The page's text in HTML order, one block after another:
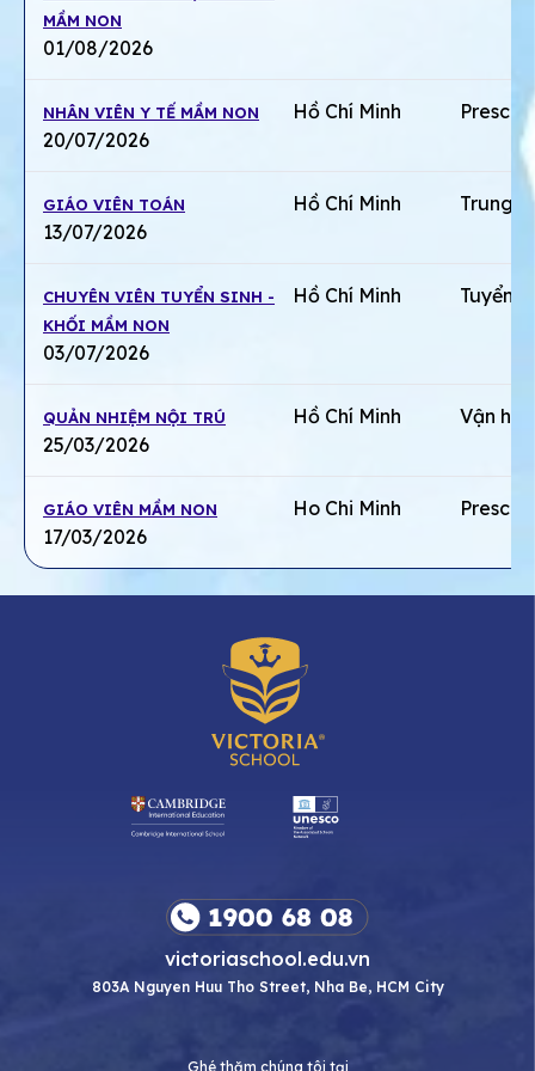
MẦM NON
01/08/2026
NHÂN VIÊN Y TẾ MẦM NON
20/07/2026
Hồ Chí Minh
GIÁO VIÊN TOÁN
13/07/2026
Hồ Chí Minh Trung
CHUYÊN VIÊN TUYỂN SINH -
KHỐI MẦM NON
03/07/2026
Hồ Chí Minh Tuyển
QUẢN NHIỆM NỘI TRÚ
25/03/2026
Hồ Chí Minh Vận
GIÁO VIÊN MẦM NON
17/03/2026
Ho Chi Minh
victoriaschool.edu.vn
803A Nguyen Huu Tho Street, Nha Be, HCM City
Ghé thăm chúng tôi tại